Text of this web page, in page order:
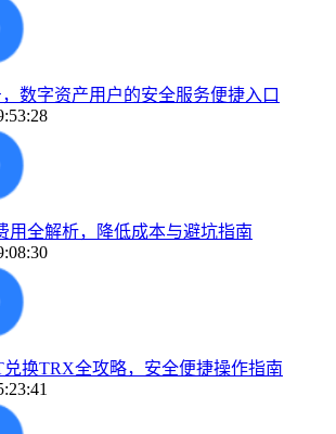
数字资产用户的安全服务便捷入口
用全解析，降低成本与避坑指南
兑换TRX全攻略，安全便捷操作指南